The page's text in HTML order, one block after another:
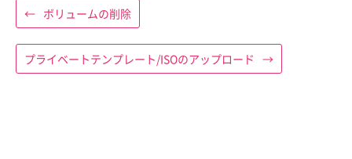
← ボリュームの削除
プライベートテンプレート/ISOのアップロード →